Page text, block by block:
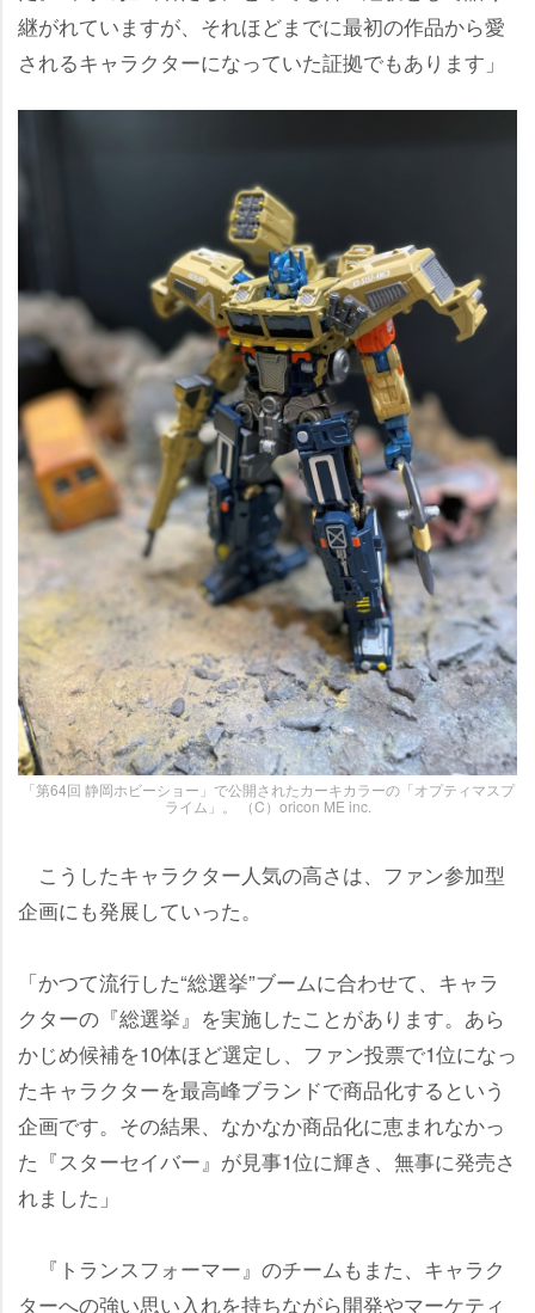
継がれていますが、それほどまでに最初の作品から愛
されるキャラクターになっていた証拠でもあります」
「第64回 静岡ホビーショー」で公開されたカーキカラーの「オプティマスプ
ライム」。 （C）oricon ME inc.
こうしたキャラクター人気の高さは、ファン参加型
企画にも発展していった。
「かつて流行した“総選挙”ブームに合わせて、キャラ
クターの『総選挙』を実施したことがあります。あら
かじめ候補を10体ほど選定し、ファン投票で1位になっ
たキャラクターを最高峰ブランドで商品化するという
企画です。その結果、なかなか商品化に恵まれなかっ
た『スターセイバー』が見事1位に輝き、無事に発売さ
れました」
『トランスフォーマー』のチームもまた、キャラク
ターへの強い思い入れを持ちながら開発やマーケティ